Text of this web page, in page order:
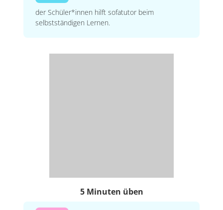
der Schüler*innen hilft sofatutor beim
selbstständigen Lernen.
5 Minuten üben